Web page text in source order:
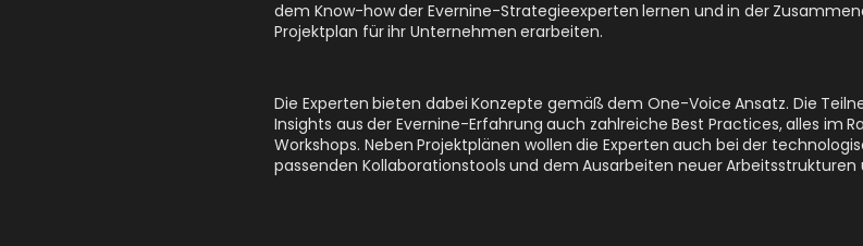
dem Know-how der Evernine-Strategieexperten lernen und in der
Projektplan für ihr Unternehmen erarbeiten.
Die Experten bieten dabei Konzepte gemäß dem One-Voice Ansatz. Die
Insights aus der Evernine-Erfahrung auch zahlreiche Best Practices, alles im
Workshops. Neben Projektplänen wollen die Experten auch bei der
passenden Kollaborationstools und dem Ausarbeiten neuer